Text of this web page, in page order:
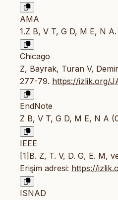
AMA
1.Z B, V T, G D, M E, N
Chicago
Z, Bayrak, Turan V,
277-79. https://izlik.org/
EndNote
Z B, V T, G D, M E, N A
IEEE
[1]B. Z, T. V, D. G, E. M,
Erişim adresi: https://
ISNAD